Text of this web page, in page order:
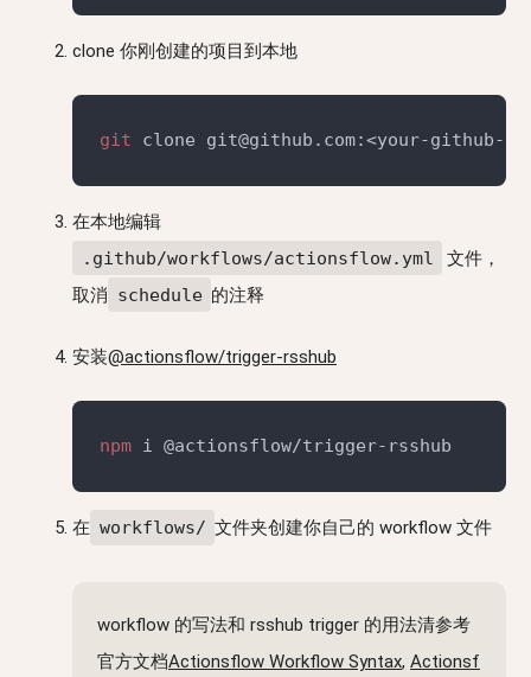
clone 你刚创建的项目到本地
git
在本地编辑
.github/workflows/actionsflow.yml
文件，
取消 schedule 的注释
安装@actionsflow/trigger-rsshub
npm
在 workflows/ 文件夹创建你自己的 workflow 文件
workflow 的写法和 rsshub trigger 的用法清参考
官方文档Actionsflow Workflow Syntax, Actionsf